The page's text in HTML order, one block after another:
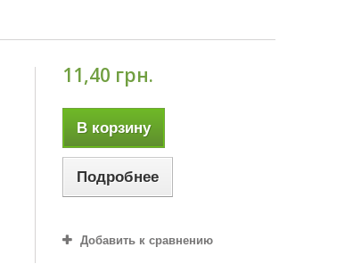
11,40 грн.
В корзину
Подробнее
Добавить к сравнению